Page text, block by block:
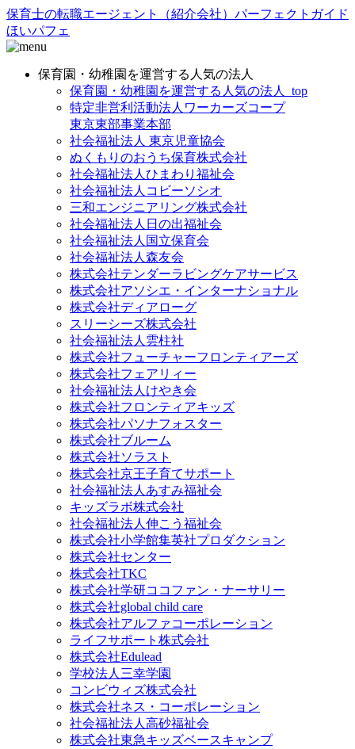
保育士の転職エージェント（紹介会社）パーフェクトガイド
ほいパフェ
保育園・幼稚園を運営する人気の法人
保育園・幼稚園を運営する人気の法人_top
特定非営利活動法人ワーカーズコープ
東京東部事業本部
社会福祉法人 東京児童協会
ぬくもりのおうち保育株式会社
社会福祉法人ひまわり福祉会
社会福祉法人コビーソシオ
三和エンジニアリング株式会社
社会福祉法人日の出福祉会
社会福祉法人国立保育会
社会福祉法人森友会
株式会社テンダーラビングケアサービス
株式会社アソシエ・インターナショナル
株式会社ディアローグ
スリーシーズ株式会社
社会福祉法人雲柱社
株式会社フューチャーフロンティアーズ
株式会社フェアリィー
社会福祉法人けやき会
株式会社フロンティアキッズ
株式会社パソナフォスター
株式会社ブルーム
株式会社ソラスト
株式会社京王子育てサポート
社会福祉法人あすみ福祉会
キッズラボ株式会社
社会福祉法人伸こう福祉会
株式会社小学館集英社プロダクション
株式会社センター
株式会社TKC
株式会社学研ココファン・ナーサリー
株式会社global child care
株式会社アルファコーポレーション
ライフサポート株式会社
株式会社Edulead
学校法人三幸学園
コンビウィズ株式会社
株式会社ネス・コーポレーション
社会福祉法人高砂福祉会
株式会社東急キッズベースキャンプ